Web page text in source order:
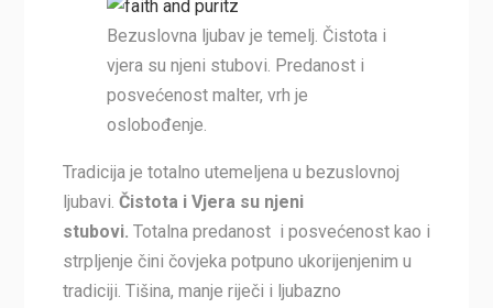
Bezuslovna ljubav je temelj. Čistota i
vjera su njeni stubovi. Predanost i
posvećenost malter, vrh je
oslobođenje.
Tradicija je totalno utemeljena u bezuslovnoj
ljubavi. Čistota i Vjera su njeni
stubovi. Totalna predanost i posvećenost kao i
strpljenje čini čovjeka potpuno ukorijenjenim u
tradiciji. Tišina, manje riječi i ljubazno